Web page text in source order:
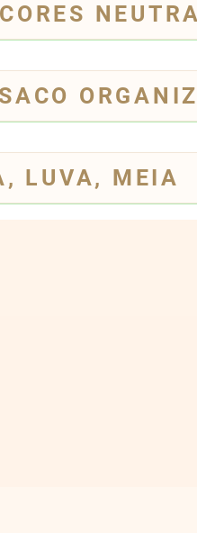
SACO
LUVA, MEIA